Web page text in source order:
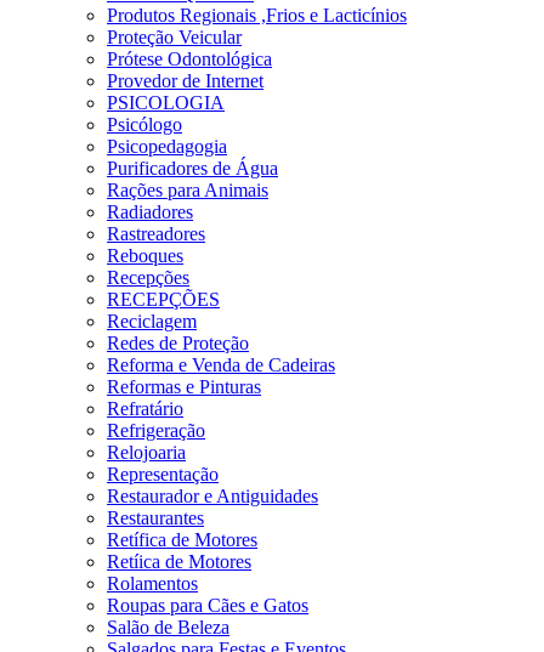
Produtos Regionais ,Frios e Lacticínios
Proteção Veicular
Prótese Odontológica
Provedor de Internet
PSICOLOGIA
Psicólogo
Psicopedagogia
Purificadores de Água
Rações para Animais
Radiadores
Rastreadores
Reboques
Recepções
RECEPÇÕES
Reciclagem
Redes de Proteção
Reforma e Venda de Cadeiras
Reformas e Pinturas
Refratário
Refrigeração
Relojoaria
Representação
Restaurador e Antiguidades
Restaurantes
Retífica de Motores
Retíica de Motores
Rolamentos
Roupas para Cães e Gatos
Salão de Beleza